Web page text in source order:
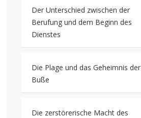
Der Unterschied zwischen der
Berufung und dem Beginn des
Dienstes
Die Plage und das Geheimnis der
Buße
Die zerstörerische Macht des